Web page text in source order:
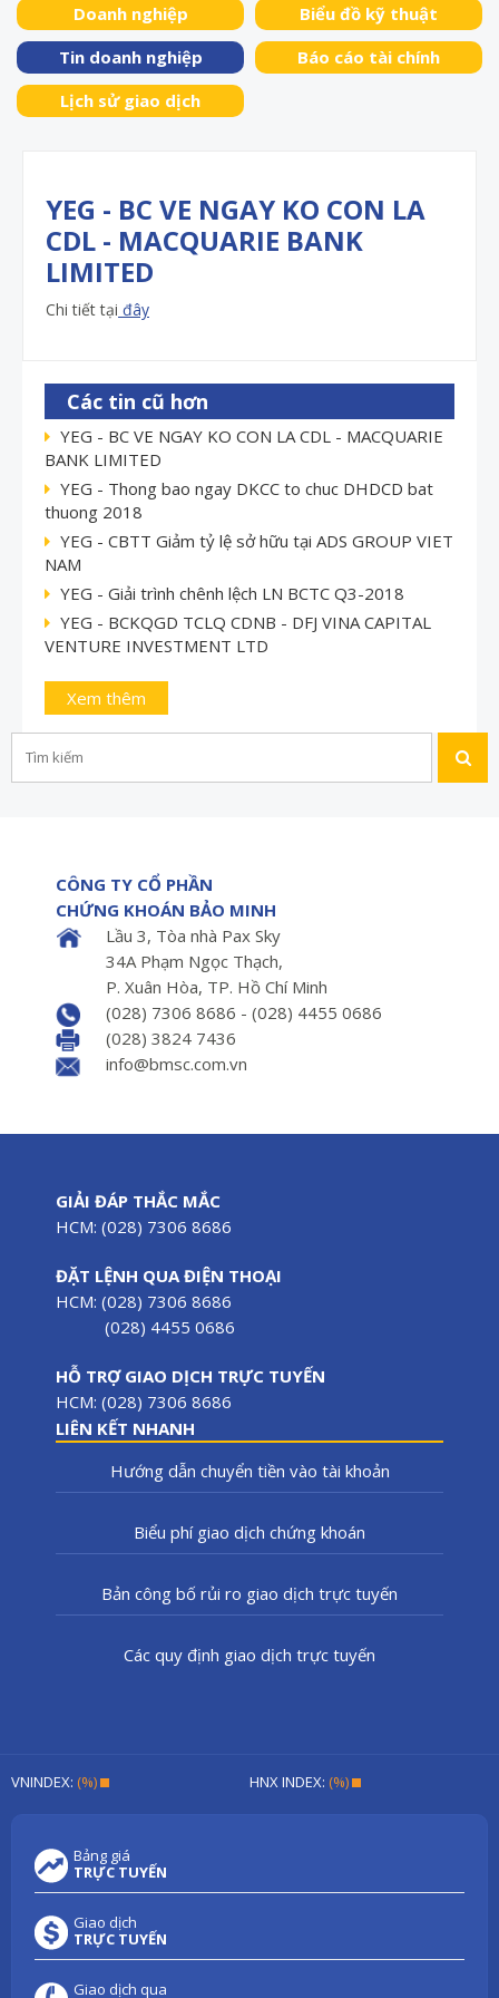
Doanh nghiệp
Biểu đồ kỹ thuật
Tin doanh nghiệp
Báo cáo tài chính
Lịch sử giao dịch
YEG - BC VE NGAY KO CON LA
CDL - MACQUARIE BANK
LIMITED
Chi tiết tại đây
Các tin cũ hơn
YEG - BC VE NGAY KO CON LA CDL - MACQUARIE
BANK LIMITED
YEG - Thong bao ngay DKCC to chuc DHDCD bat
thuong 2018
YEG - CBTT Giảm tỷ lệ sở hữu tại ADS GROUP VIET
NAM
YEG - Giải trình chênh lệch LN BCTC Q3-2018
YEG - BCKQGD TCLQ CDNB - DFJ VINA CAPITAL
VENTURE INVESTMENT LTD
Xem thêm
CÔNG TY CỔ PHẦN
CHỨNG KHOÁN BẢO MINH
Lầu 3, Tòa nhà Pax Sky
34A Phạm Ngọc Thạch,
P. Xuân Hòa, TP. Hồ Chí Minh
(028) 7306 8686 - (028) 4455 0686
(028) 3824 7436
info@bmsc.com.vn
GIẢI ĐÁP THẮC MẮC
HCM: (028) 7306 8686
ĐẶT LỆNH QUA ĐIỆN THOẠI
HCM: (028) 7306 8686
(028) 4455 0686
HỖ TRỢ GIAO DỊCH TRỰC TUYẾN
HCM: (028) 7306 8686
LIÊN KẾT NHANH
Hướng dẫn chuyển tiền vào tài khoản
Biểu phí giao dịch chứng khoán
Bản công bố rủi ro giao dịch trực tuyến
Các quy định giao dịch trực tuyến
VNINDEX: (%) HNX INDEX: (%)
Bảng giá
TRỰC TUYẾN
Giao dịch
TRỰC TUYẾN
Giao dịch qua